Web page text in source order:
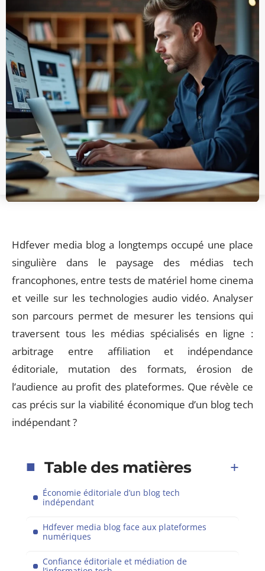
Hdfever media blog a longtemps occupé une place
singulière dans le paysage des médias tech
francophones, entre tests de matériel home cinema
et veille sur les technologies audio vidéo. Analyser
son parcours permet de mesurer les tensions qui
traversent tous les médias spécialisés en ligne :
arbitrage entre affiliation et indépendance
éditoriale, mutation des formats, érosion de
l’audience au profit des plateformes. Que révèle ce
cas précis sur la viabilité économique d’un blog tech
indépendant ?
Table des matières
Économie éditoriale d’un blog tech
indépendant
Hdfever media blog face aux plateformes
numériques
Confiance éditoriale et médiation de